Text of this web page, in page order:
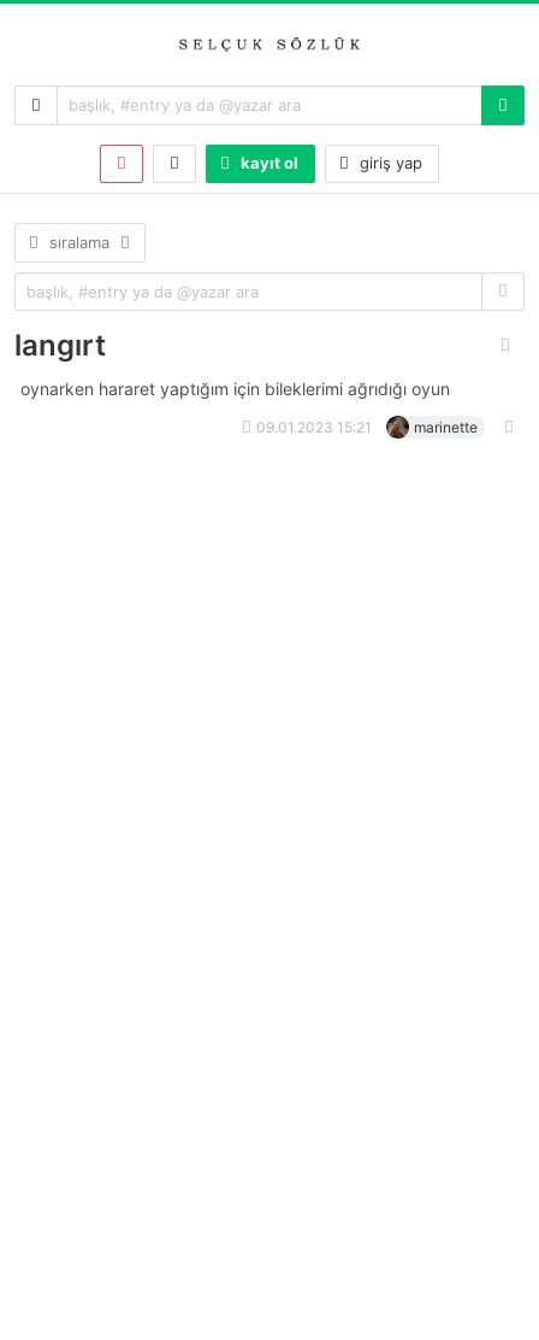
kayıt ol giriş yap
sıralama
langırt
oynarken hararet yaptığım için bileklerimi ağrıdığı oyun
09.01.2023 15:21 marinette